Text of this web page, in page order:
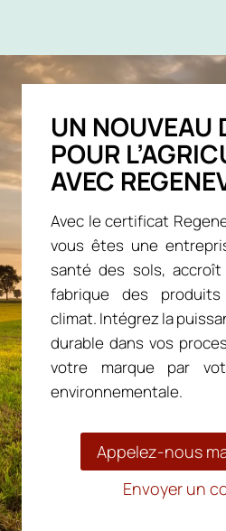
UN NOUVEAU
POUR
AVEC
Avec le certificat
vous êtes une
santé des sols,
fabrique des
climat. Intégrez la
durable dans vos
votre marque par
environnementale.
Appelez-nous
Envoyer un